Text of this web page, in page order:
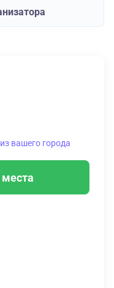
вашего города